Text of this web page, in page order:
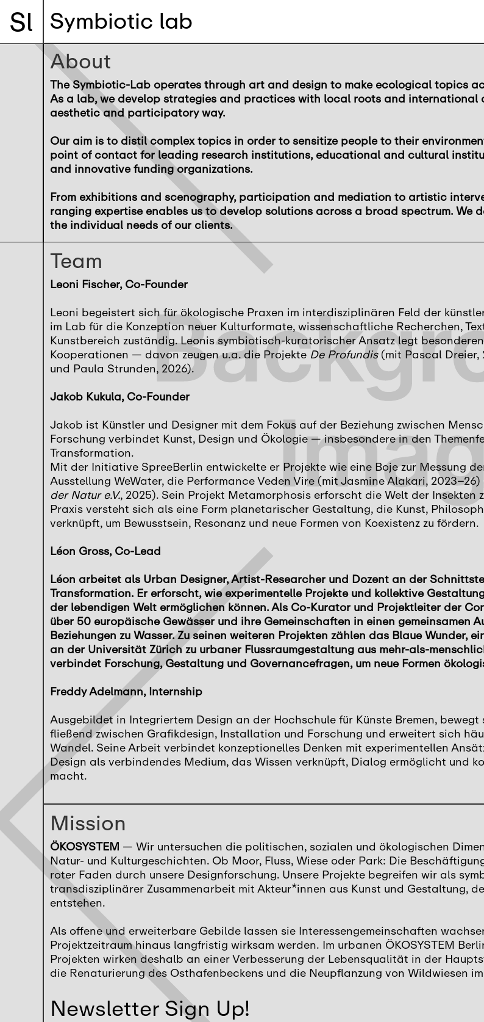
Sl Symbiotic lab
About
The Symbiotic-Lab operates through art and design to make ecological topics
As a lab, we develop strategies and practices with local roots and international
aesthetic and participatory way.
Our aim is to distil complex topics in order to sensitize people to their
point of contact for leading research institutions, educational and cultural
and innovative funding organizations.
From exhibitions and scenography, participation and mediation to artistic
ranging expertise enables us to develop solutions across a broad spectrum. We
the individual needs of our clients.
Team
Leoni Fischer, Co-Founder
Leoni begeistert sich für ökologische Praxen im interdisziplinären Feld der
im Lab für die Konzeption neuer Kulturformate, wissenschaftliche Recherchen,
Kunstbereich zuständig. Leonis symbiotisch-kuratorischer Ansatz legt
Kooperationen — davon zeugen u.a. die Projekte De Profundis(mit Pascal Dreier,
und Paula Strunden, 2026).
Jakob Kukula, Co-Founder
Jakob ist Künstler und Designer mit dem Fokus auf der Beziehung zwischen
Forschung verbindet Kunst, Design und Ökologie — insbesondere in den
Transformation.
Mit der Initiative SpreeBerlin entwickelte er Projekte wie eine Boje zur Messung
Ausstellung WeWater, die Performance Veden Vire (mit Jasmine Alakari,
der Natur e.V., 2025). Sein Projekt Metamorphosis erforscht die Welt der Insekten
Praxis versteht sich als eine Form planetarischer Gestaltung, die Kunst,
verknüpft, um Bewusstsein, Resonanz und neue Formen von Koexistenz zu fördern.
Léon Gross, Co-Lead
Léon arbeitet als Urban Designer, Artist-Researcher und Dozent an der
Transformation. Er erforscht, wie experimentelle Projekte und kollektive
der lebendigen Welt ermöglichen können. Als Co-Kurator und Projektleiter der
über 50 europäische Gewässer und ihre Gemeinschaften in einen gemeinsamen
Beziehungen zu Wasser. Zu seinen weiteren Projekten zählen das Blaue Wunder,
an der Universität Zürich zu urbaner Flussraumgestaltung aus mehr-als-
verbindet Forschung, Gestaltung und Governancefragen, um neue Formen
Freddy Adelmann, Internship
Ausgebildet in Integriertem Design an der Hochschule für Künste Bremen,
fließend zwischen Grafikdesign, Installation und Forschung und erweitert sich
Wandel. Seine Arbeit verbindet konzeptionelles Denken mit experimentellen
Design als verbindendes Medium, das Wissen verknüpft, Dialog ermöglicht und
macht.
Mission
ÖKOSYSTEM — Wir untersuchen die politischen, sozialen und ökologischen
Natur- und Kulturgeschichten. Ob Moor, Fluss, Wiese oder Park: Die
roter Faden durch unsere Designforschung. Unsere Projekte begreifen wir als
transdisziplinärer Zusammenarbeit mit Akteur*innen aus Kunst und Gestaltung,
entstehen.
Als offene und erweiterbare Gebilde lassen sie Interessengemeinschaften
Projektzeitraum hinaus langfristig wirksam werden. Im urbanen ÖKOSYSTEM
Projekten wirken deshalb an einer Verbesserung der Lebensqualität in der
die Renaturierung des Osthafenbeckens und die Neupflanzung von Wildwiesen
Newsletter Sign Up!